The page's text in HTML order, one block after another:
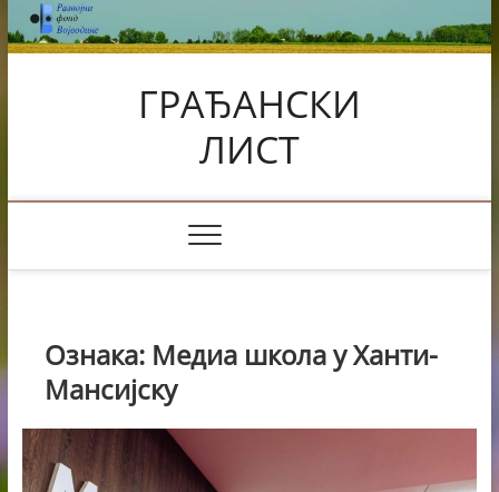
Skip
to
content
ГРАЂАНСКИ
ЛИСТ
Ознака: Медиа школа у Ханти-
Мансијску